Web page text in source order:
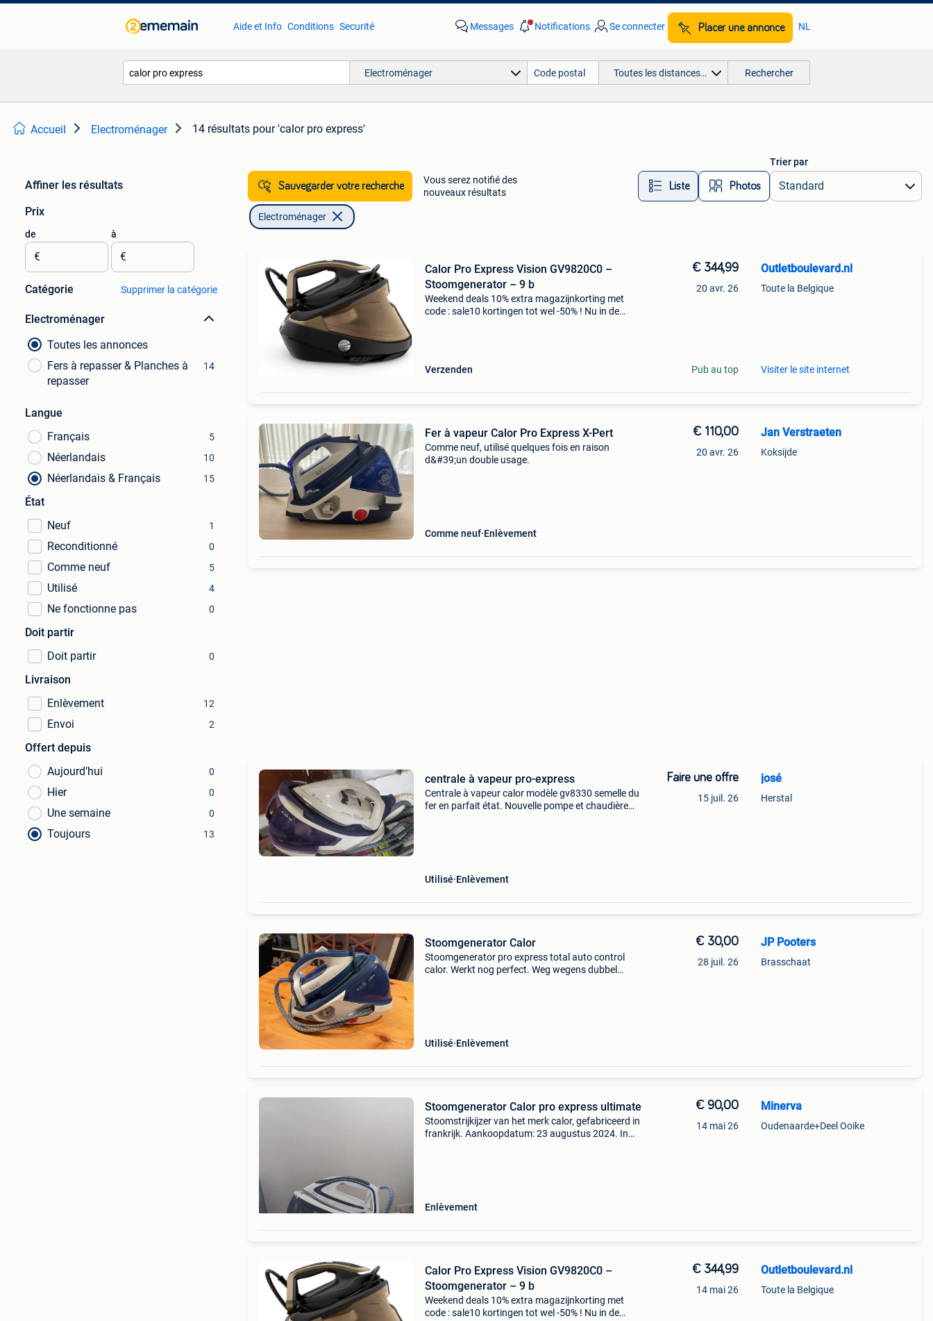
Aide et Info Conditions Securité Messages Notifications Se connecter Placer une annonce NL
Electroménager Toutes les distances… Rechercher
Accueil Electroménager 14 résultats pour 'calor pro express'
Affiner les résultats
Prix
de
€
à
€
Catégorie Supprimer la catégorie
Electroménager
Toutes les annonces
Fers à repasser & Planches à
repasser
14
Langue
Français
5
Néerlandais 10
Néerlandais & Français 15
État
Neuf
1
Reconditionné 0
Comme neuf 5
Utilisé 4
Ne fonctionne pas 0
Doit partir
Doit partir
0
Livraison
Enlèvement
12
Envoi 2
Offert depuis
Aujourd’hui
0
Hier 0
Une semaine 0
Toujours 13
Sauvegarder votre recherche
Vous serez notifié des
nouveaux résultats
Liste Photos
Trier par
Electroménager
Calor Pro Express Vision GV9820C0 –
Stoomgenerator – 9 b
Weekend deals 10% extra magazijnkorting met
code : sale10 kortingen tot wel -50% ! Nu in de
Verzenden
€ 344,99
20 avr. 26
Pub au top
Outletboulevard.nl
Toute la Belgique
Visiter le site internet
Fer à vapeur Calor Pro Express X-Pert
Comme neuf, utilisé quelques fois en raison
d&#39;un double usage.
Comme neuf Enlèvement
€ 110,00
20 avr. 26
Jan Verstraeten
Koksijde
centrale à vapeur pro-express
Centrale à vapeur calor modèle gv8330 semelle du
fer en parfait état. Nouvelle pompe et chaudière
Utilisé Enlèvement
Faire une offre
15 juil. 26
josé
Herstal
Stoomgenerator Calor
Stoomgenerator pro express total auto control
calor. Werkt nog perfect. Weg wegens dubbel
Utilisé Enlèvement
€ 30,00
28 juil. 26
JP Pooters
Brasschaat
Stoomgenerator Calor pro express ultimate
Stoomstrijkijzer van het merk calor, gefabriceerd in
frankrijk. Aankoopdatum: 23 augustus 2024. In
Enlèvement
€ 90,00
14 mai 26
Minerva
Oudenaarde+Deel Ooike
Calor Pro Express Vision GV9820C0 –
Stoomgenerator – 9 b
Weekend deals 10% extra magazijnkorting met
code : sale10 kortingen tot wel -50% ! Nu in de
€ 344,99
14 mai 26
Outletboulevard.nl
Toute la Belgique